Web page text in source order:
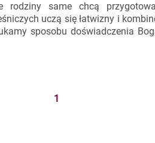
same chcą
uczą się łatwizny i
sposobu doświadczenia
1